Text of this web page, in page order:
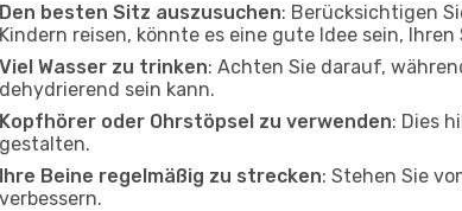
Den besten Sitz auszusuchen: Berücksichtigen
Kindern reisen, könnte es eine gute Idee sein,
Viel Wasser zu trinken: Achten Sie darauf,
dehydrierend sein kann.
Kopfhörer oder Ohrstöpsel zu verwenden: Dies
gestalten.
Ihre Beine regelmäßig zu strecken: Stehen Sie
verbessern.